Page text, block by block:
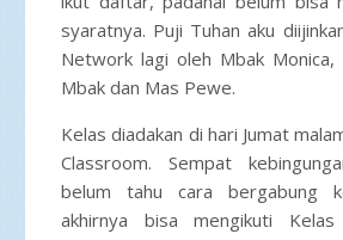
syaratnya. Puji Tuhan aku
Network lagi oleh Mbak Monica,
Mbak dan Mas Pewe.
Kelas diadakan di hari Jumat
Classroom. Sempat
belum tahu cara bergabung
akhirnya bisa mengikuti